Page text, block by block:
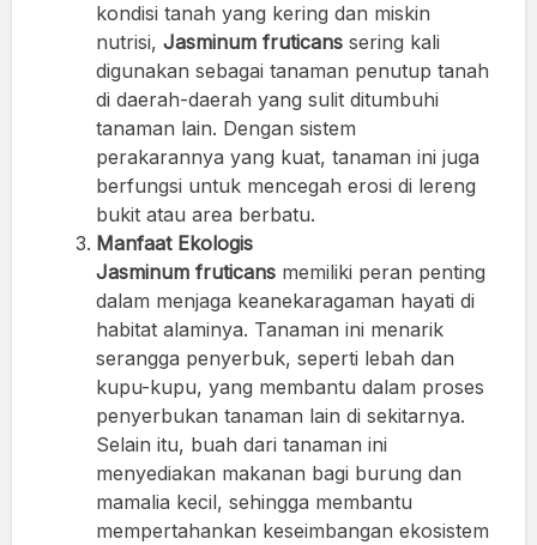
kondisi tanah yang kering dan miskin
nutrisi, Jasminum fruticans sering kali
digunakan sebagai tanaman penutup tanah
di daerah-daerah yang sulit ditumbuhi
tanaman lain. Dengan sistem
perakarannya yang kuat, tanaman ini juga
berfungsi untuk mencegah erosi di lereng
bukit atau area berbatu.
Manfaat Ekologis
Jasminum fruticans memiliki peran penting
dalam menjaga keanekaragaman hayati di
habitat alaminya. Tanaman ini menarik
serangga penyerbuk, seperti lebah dan
kupu-kupu, yang membantu dalam proses
penyerbukan tanaman lain di sekitarnya.
Selain itu, buah dari tanaman ini
menyediakan makanan bagi burung dan
mamalia kecil, sehingga membantu
mempertahankan keseimbangan ekosistem